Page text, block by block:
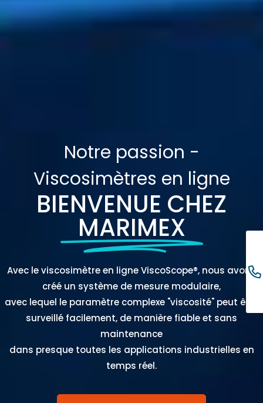
Notre passion -
Viscosimètres en ligne
BIENVENUE CHEZ
MARIMEX
Avec le viscosimètre en ligne ViscoScope®, nous avons
créé un système de mesure modulaire,
avec lequel le paramètre complexe "viscosité" peut être
surveillé facilement, de manière fiable et sans
maintenance
dans presque toutes les applications industrielles en
temps réel.